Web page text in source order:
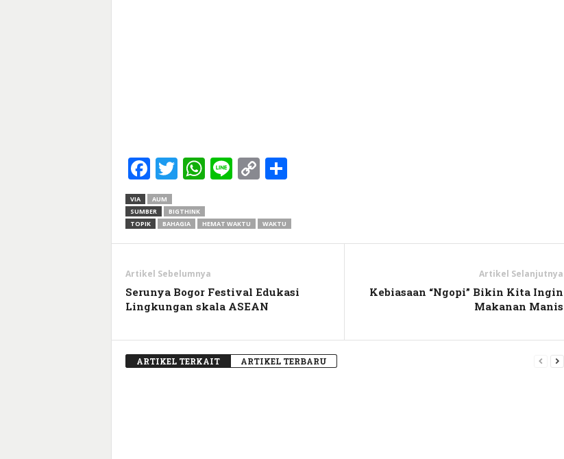
Facebook
Twitter
WhatsApp
LineCopy
VIA
AUM
SUMBER
BIGTHINK
TOPIK
BAHAGIA HEMAT WAKTU WAKTU
Artikel Sebelumnya
Serunya Bogor Festival Edukasi
Lingkungan skala ASEAN
Artikel Selanjutnya
Kebiasaan “Ngopi” Bikin Kita Ingin
Makanan Manis
ARTIKEL TERKAIT ARTIKEL TERBARU